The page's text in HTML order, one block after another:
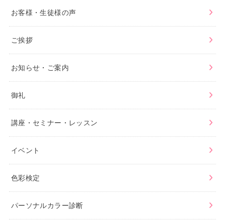
お客様・生徒様の声
ご挨拶
お知らせ・ご案内
御礼
講座・セミナー・レッスン
イベント
色彩検定
パーソナルカラー診断